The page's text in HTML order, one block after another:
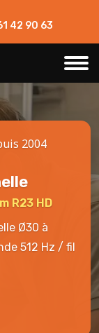
42 90 63
2004
R23 HD
Ø30 à
512 Hz / fil